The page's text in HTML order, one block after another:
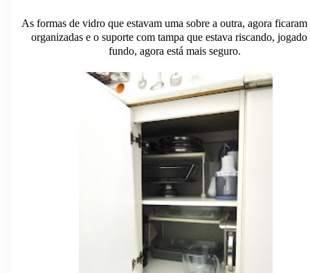
As formas de vidro que estavam uma sobre a outra, agora ficaram
organizadas e o suporte com tampa que estava riscando, jogado
fundo, agora está mais seguro.